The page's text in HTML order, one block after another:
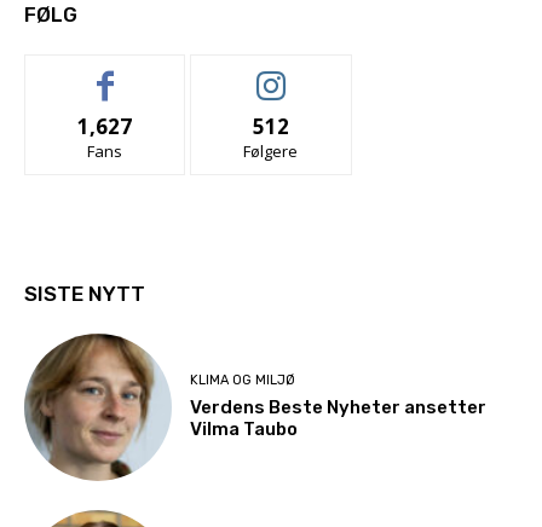
FØLG
1,627
Fans
512
Følgere
SISTE NYTT
KLIMA OG MILJØ
Verdens Beste Nyheter ansetter
Vilma Taubo